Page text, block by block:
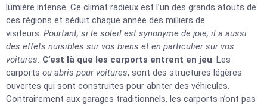
lumière intense. Ce climat radieux est l’un des grands atouts de
ces régions et séduit chaque année des milliers de
visiteurs. Pourtant, si le soleil est synonyme de joie, il a aussi
des effets nuisibles sur vos biens et en particulier sur vos
voitures. C’est là que les carports entrent en jeu. Les
carports ou abris pour voitures, sont des structures légères
ouvertes qui sont construites pour abriter des véhicules.
Contrairement aux garages traditionnels, les carports n’ont pas